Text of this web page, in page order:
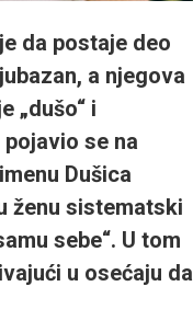
da postaje deo
a njegova
„dušo“ i
se na
Dušica
ženu sistematski
sebe“. U tom
u osećaju da